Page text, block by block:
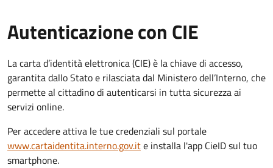
Autenticazione con CIE
La carta d’identità elettronica (CIE) è la chiave di accesso,
garantita dallo Stato e rilasciata dal Ministero dell’Interno, che
permette al cittadino di autenticarsi in tutta sicurezza ai
servizi online.
Per accedere attiva le tue credenziali sul portale
www.cartaidentita.interno.gov.ite installa l'app CieID sul tuo
smartphone.